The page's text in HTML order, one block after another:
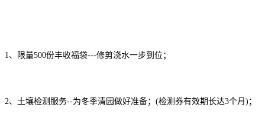
1、限量500份丰收福袋---修剪浇水一步到位；
2、土壤检测服务--为冬季清园做好准备；(检测券有效期长达3个月)；